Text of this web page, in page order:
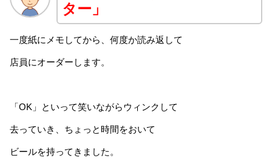
ター」
一度紙にメモしてから、何度か読み返して
店員にオーダーします。
「OK」といって笑いながらウィンクして
去っていき、ちょっと時間をおいて
ビールを持ってきました。